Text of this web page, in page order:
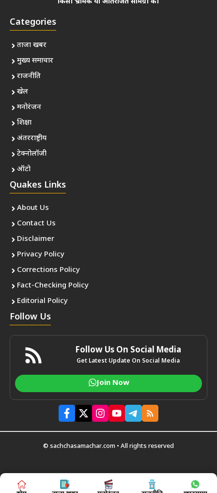
Categories
ताजा खबर
मुख्य समाचार
राजनीति
खेल
मनोरंजन
शिक्षा
अंतरराष्ट्रीय
टेक्नोलॉजी
ऑटो
Quakes Links
About Us
Contact Us
Disclaimer
Privacy Policy
Corrections Policy
Fact-Checking Policy
Editorial Policy
Follow Us
Follow Us On Social Media
Get Latest Update On Social Media
Join Now
© sachchasamachar.com • All rights reserved